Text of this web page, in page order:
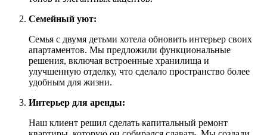
Семейный уют:
Семья с двумя детьми хотела обновить интерьер своих
апартаментов. Мы предложили функциональные
решения, включая встроенные хранилища и
улучшенную отделку, что сделало пространство более
удобным для жизни.
Интерьер для аренды:
Наш клиент решил сделать капитальный ремонт